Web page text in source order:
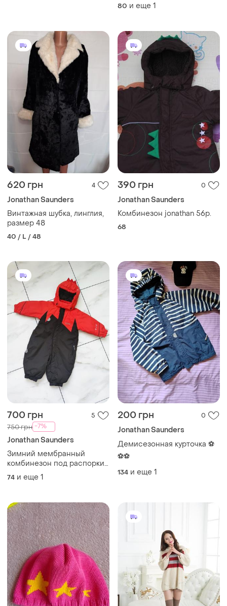
80 и еще 1
620 грн 4
Jonathan Saunders
Винтажная шубка, линглия,
размер 48
40 / L / 48
390 грн 0
Jonathan Saunders
Комбинезон jonathan 56р.
68
700 грн 5
750 грн -7%
Jonathan Saunders
Зимний мембранный
комбинезон под распорки
при дисплазии jonathan 74-
74 и еще 1
200 грн 0
Jonathan Saunders
Демисезонная курточка ⚽
⚽⚽
134 и еще 1